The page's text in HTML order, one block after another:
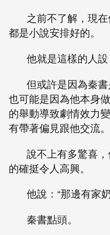
之前不了解，現
都是小說安排好的。
他就是這樣的人設
但或許是因為秦
也可能是因為他本身
的舉動導致劇情效力
有帶著偏見跟他交流。
說不上有多驚喜
的確挺令人高興。
他說：“那邊有家
秦書點頭。